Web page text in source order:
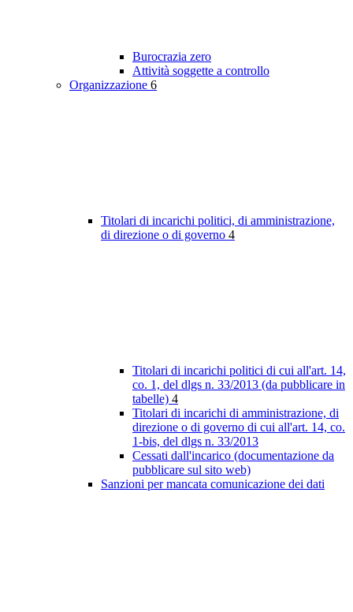
Burocrazia zero
Attività soggette a controllo
Organizzazione 6
Titolari di incarichi politici, di amministrazione,
di direzione o di governo 4
Titolari di incarichi politici di cui all'art. 14,
co. 1, del dlgs n. 33/2013 (da pubblicare in
tabelle) 4
Titolari di incarichi di amministrazione, di
direzione o di governo di cui all'art. 14, co.
1-bis, del dlgs n. 33/2013
Cessati dall'incarico (documentazione da
pubblicare sul sito web)
Sanzioni per mancata comunicazione dei dati